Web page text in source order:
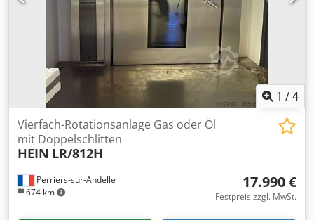
1 /4
Perriers-sur-Andelle
674 km
Vierfach-Rotationsanlage Gas oder Öl
mit Doppelschlitten
HEIN LR/812H
17.990 €
Festpreis zzgl. MwSt.